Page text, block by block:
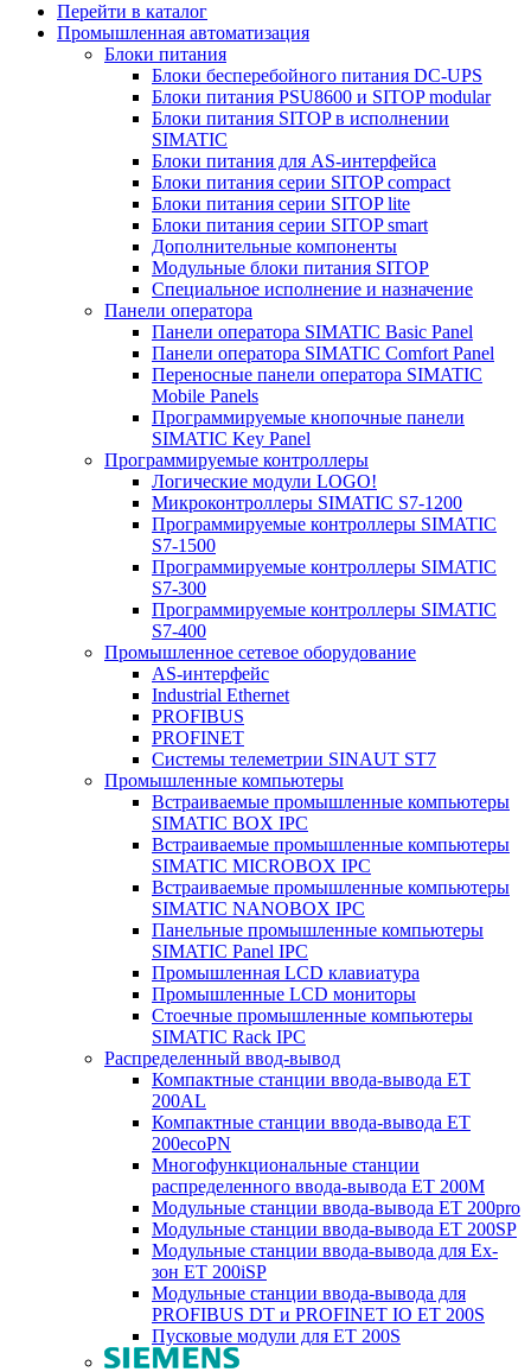
Перейти в каталог
Промышленная автоматизация
Блоки питания
Блоки бесперебойного питания DC-UPS
Блоки питания PSU8600 и SITOP modular
Блоки питания SITOP в исполнении
SIMATIC
Блоки питания для AS-интерфейса
Блоки питания серии SITOP compact
Блоки питания серии SITOP lite
Блоки питания серии SITOP smart
Дополнительные компоненты
Модульные блоки питания SITOP
Специальное исполнение и назначение
Панели оператора
Панели оператора SIMATIC Basic Panel
Панели оператора SIMATIC Comfort Panel
Переносные панели оператора SIMATIC
Mobile Panels
Программируемые кнопочные панели
SIMATIC Key Panel
Программируемые контроллеры
Логические модули LOGO!
Микроконтроллеры SIMATIC S7-1200
Программируемые контроллеры SIMATIC
S7-1500
Программируемые контроллеры SIMATIC
S7-300
Программируемые контроллеры SIMATIC
S7-400
Промышленное сетевое оборудование
AS-интерфейс
Industrial Ethernet
PROFIBUS
PROFINET
Системы телеметрии SINAUT ST7
Промышленные компьютеры
Встраиваемые промышленные компьютеры
SIMATIC BOX IPC
Встраиваемые промышленные компьютеры
SIMATIC MICROBOX IPC
Встраиваемые промышленные компьютеры
SIMATIC NANOBOX IPC
Панельные промышленные компьютеры
SIMATIC Panel IPC
Промышленная LCD клавиатура
Промышленные LCD мониторы
Стоечные промышленные компьютеры
SIMATIC Rack IPC
Распределенный ввод-вывод
Компактные станции ввода-вывода ET
200AL
Компактные станции ввода-вывода ET
200ecoPN
Многофункциональные станции
распределенного ввода-вывода ET 200M
Модульные станции ввода-вывода ET 200pro
Модульные станции ввода-вывода ET 200SP
Модульные станции ввода-вывода для Ex-
зон ET 200iSP
Модульные станции ввода-вывода для
PROFIBUS DT и PROFINET IO ET 200S
Пусковые модули для ET 200S